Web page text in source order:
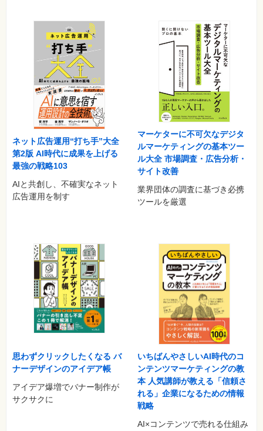
ネット広告運用“打ち手”大全
第2版 AI時代に成果を上げる
最強の戦略103
AIと共創し、不確実なネット
広告運用を制す
マーケターに不可欠なデジタ
ルマーケティングの基本ツー
ル大全 市場調査・広告分析・
サイト改善
業界団体の調査に基づき必携
ツールを厳選
思わずクリックしたくなる バ
ナーデザインのアイデア帳
アイデア爆増でバナー制作が
サクサクに
いちばんやさしいAI時代のコ
ンテンツマーケティングの教
本 人気講師が教える「信頼さ
れる」企業になるための情報
戦略
AI×コンテンツで売れる仕組み